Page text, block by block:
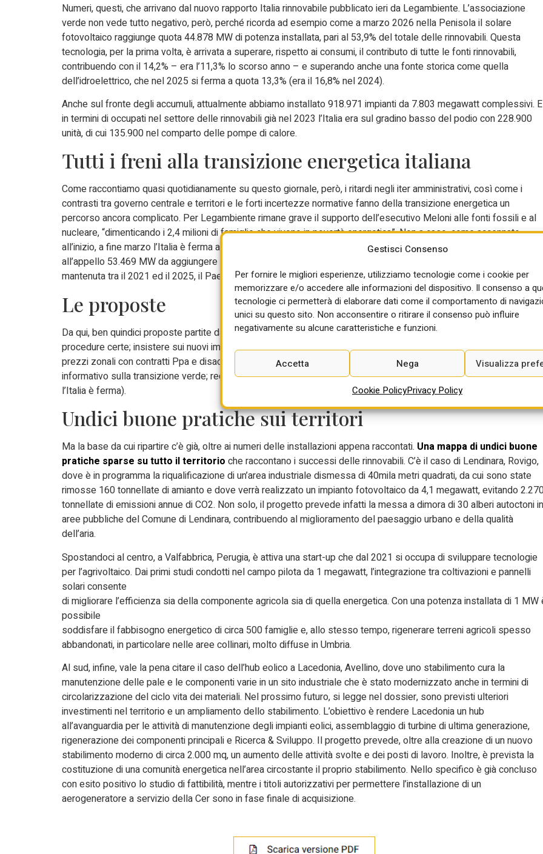
Gestisci Consenso
Per fornire le migliori esperienze, utilizziamo tecnologie come i cookie per
memorizzare e/o accedere alle informazioni del dispositivo. Il consenso a
tecnologie ci permetterà di elaborare dati come il comportamento di
unici su questo sito. Non acconsentire o ritirare il consenso può influire
negativamente su alcune caratteristiche e funzioni.
Accetta Nega Visualizza
Cookie PolicyPrivacy Policy
Numeri, questi, che arrivano dal nuovo rapporto Italia rinnovabile pubblicato ieri da Legambiente. L’associazione
verde non vede tutto negativo, però, perché ricorda ad esempio come a marzo 2026 nella Penisola il solare
fotovoltaico raggiunge quota 44.878 MW di potenza installata, pari al 53,9% del totale delle rinnovabili. Questa
tecnologia, per la prima volta, è arrivata a superare, rispetto ai consumi, il contributo di tutte le fonti rinnovabili,
contribuendo con il 14,2% – era l’11,3% lo scorso anno – e supe­rando anche una fonte storica come quella
dell’idroelettrico, che nel 2025 si ferma a quota 13,3% (era il 16,8% nel 2024).
Anche sul fronte degli accumuli, attualmente abbiamo installato 918.971 impianti da 7.803 megawatt complessivi. E
in termini di occupati nel settore delle rinnovabili già nel 2023 l’Italia era sul gradino basso del podio con 228.900
unità, di cui 135.900 nel comparto delle pompe di calore.
Tutti i freni alla transizione energetica italiana
Come raccontiamo quasi quotidianamente su questo giornale, però, i ritardi negli iter amministrativi, così come i
contrasti tra governo centrale e territori e le forti incertezze normative fanno della transizione energetica un
percorso ancora complicato. Per Legambiente rimane grave il supporto dell’esecutivo Meloni alle fonti fossili e al
nucleare, “dimenticando i 2,4 milioni di famiglie che vivono in povertà energetica”. Non a caso, come accennato
all’inizio, a fine marzo l’Italia è ferma ad appena il 33,2% dell’obiettivo complessivo 2030. Mancano ancora
all’appello 53.469 MW da aggiungere entro i prossimi 5 anni e mezzo e, continuando con la media di installazione
mantenuta tra il 2021 ed il 2025, il Paese rischia di arrivarci tra 10,7 anni, con ben 5,7 anni di ritardo.
Le proposte
Da qui, ben quindici proposte partite da Legambiente al governo. Sbloccare gli iter autorizzativi con più risorse e
procedure certe; insistere sui nuovi impianti e sul ripotenziamento di quelli esistenti, nonché sulla rete; introdurre i
prezzi zonali con contratti Ppa e disaccoppiare il prezzo finale tra gas e rinnovabili; includere i cittadini nel
informativo sulla transizione verde; recepire la direttiva case green (la scadenza è dopodomani, letteralmente, ma
l’Italia è ferma).
Undici buone pratiche sui territori
Ma la base da cui ripartire c’è già, oltre ai numeri delle installazioni appena raccontati. Una mappa di undici buone
pratiche sparse su tutto il territorio che raccontano i successi delle rinnovabili. C’è il caso di Lendinara, Rovigo,
dove è in programma la riqualificazione di un’area industriale dismessa di 40mila metri quadrati, da cui sono state
rimosse 160 tonnellate di amianto e dove verrà realizzato un impianto fotovoltaico da 4,1 megawatt, evitando
tonnellate di emissioni annue di CO2. Non solo, il progetto prevede infatti la messa a dimora di 30 alberi autoctoni in
aree pubbliche del Comune di Lendinara, contribuendo al miglioramento del paesaggio urbano e della qualità
dell’aria.
Spostandoci al centro, a Valfabbrica, Perugia, è attiva una start-up che dal 2021 si occupa di sviluppare tecnologie
per l’agrivoltaico. Dai primi studi condotti nel campo pilota da 1 megawatt, l’integrazione tra coltivazioni e pannelli
solari consente
di migliorare l’efficienza sia della componente agricola sia di quella energetica. Con una potenza installata di 1 MW
possibile
soddisfare il fabbisogno energetico di circa 500 famiglie e, allo stesso tempo, rigenerare terreni agricoli spesso
abbandonati, in particolare nelle aree collinari, molto diffuse in Umbria.
Al sud, infine, vale la pena citare il caso dell’hub eolico a Lacedonia, Avellino, dove uno stabilimento cura la
manutenzione delle pale e le componenti varie in un sito industriale che è stato modernizzato anche in termini di
circolarizzazione del ciclo vita dei materiali. Nel prossimo futuro, si legge nel dossier, sono previsti ulteriori
investimenti nel territorio e un ampliamento dello stabilimento. L’obiettivo è rendere Lacedonia un hub
all’avanguardia per le attività di manutenzione degli impianti eolici, assemblaggio di turbine di ultima generazione,
rigenerazione dei componenti principali e Ricerca & Sviluppo. Il progetto prevede, oltre alla creazione di un nuovo
stabilimento moderno di circa 2.000 mq, un aumento delle attività svolte e dei posti di lavoro. Inoltre, è prevista la
costituzione di una comunità energetica nell’area circostante il proprio stabilimento. Nello specifico è già concluso
con esito positivo lo studio di fattibilità, mentre i titoli autorizzativi per permettere l’installazione di un
aerogeneratore a servizio della Cer sono in fase finale di acquisizione.